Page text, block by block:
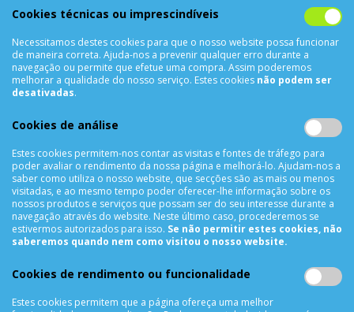
Política de Privacidade
Métodos de Pagamento
Resolução de Litígios
Livro de reclamações
Criar Conta
As Minhas Encomendas
Lista de Desejos
Lista de Comparação
Solicitar uma Devolução
Expedição
Cookies técnicas ou imprescindíveis
Necessitamos destes cookies para que o nosso website possa funcionar
de maneira correta. Ajuda-nos a prevenir qualquer erro durante a
navegação ou permite que efetue uma compra. Assim poderemos
melhorar a qualidade do nosso serviço. Estes cookies não podem ser
desativadas.
Cookies de análise
Estes cookies permitem-nos contar as visitas e fontes de tráfego para
poder avaliar o rendimento da nossa página e melhorá-lo. Ajudam-nos a
saber como utiliza o nosso website, que secções são as mais ou menos
visitadas, e ao mesmo tempo poder oferecer-lhe informação sobre os
nossos produtos e serviços que possam ser do seu interesse durante a
navegação através do website. Neste último caso, procederemos se
estivermos autorizados para isso. Se não permitir estes cookies, não
saberemos quando nem como visitou o nosso website.
Cookies de rendimento ou funcionalidade
Estes cookies permitem que a página ofereça uma melhor